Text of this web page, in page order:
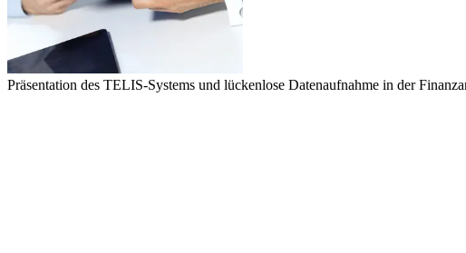
Präsentation des TELIS-Systems und lückenlose Datenaufnahme in der